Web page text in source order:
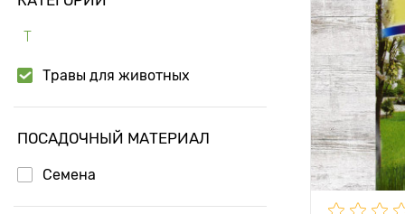
Т
Травы для животных
ПОСАДОЧНЫЙ МАТЕРИАЛ
Семена
Особенности
Высота
Растояние
растениями
Период